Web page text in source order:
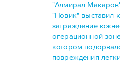
"Адмирал
"Новик" выставил
заграждение
операционной
котором
повреждения